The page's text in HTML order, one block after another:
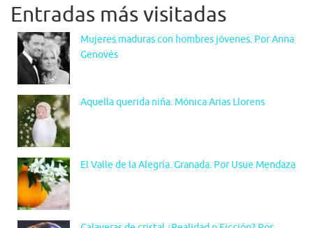
Entradas más visitadas
Mujeres maduras con hombres jóvenes. Por Anna
Genovés
Aquella querida niña. Mónica Arias Llorens
El Valle de la Alegría. Granada. Por Usue Mendaza